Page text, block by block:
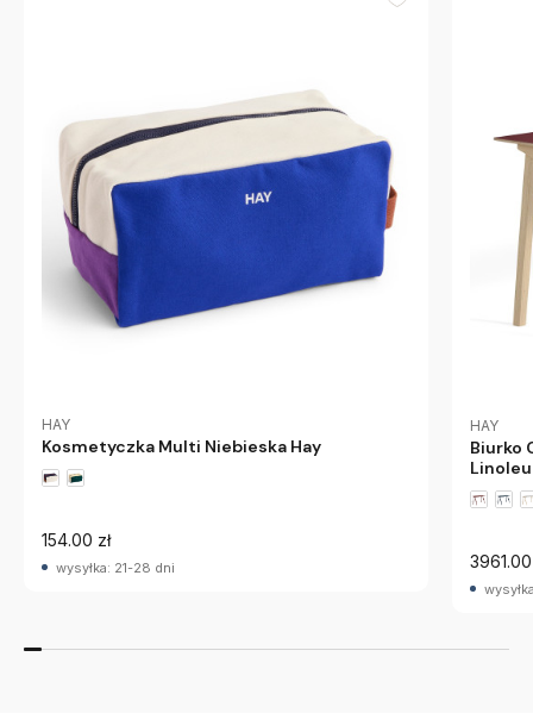
HAY
Kosmetyczka Multi Niebieska Hay
154.00 zł
wysyłka: 21-28 dni
HAY
Biurko
3961.00